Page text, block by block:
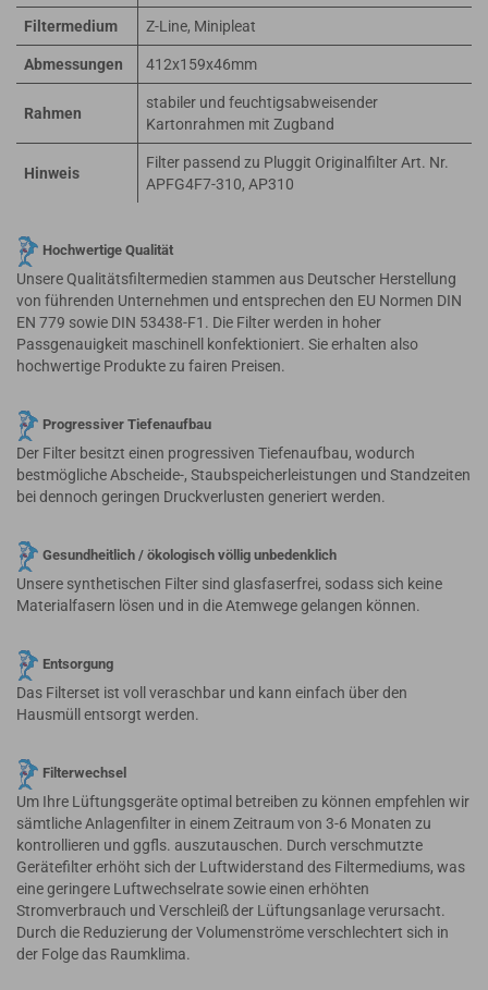
Filtermedium Z-Line, Minipleat
Abmessungen 412x159x46mm
Rahmen
stabiler und feuchtigsabweisender
Kartonrahmen mit Zugband
Hinweis
Filter passend zu Pluggit Originalfilter Art. Nr.
APFG4F7-310, AP310
Hochwertige Qualität
Unsere Qualitätsfiltermedien stammen aus Deutscher Herstellung
von führenden Unternehmen und entsprechen den EU Normen DIN
EN 779 sowie DIN 53438-F1. Die Filter werden in hoher
Passgenauigkeit maschinell konfektioniert. Sie erhalten also
hochwertige Produkte zu fairen Preisen.
Progressiver Tiefenaufbau
Der Filter besitzt einen progressiven Tiefenaufbau, wodurch
bestmögliche Abscheide-, Staubspeicherleistungen und Standzeiten
bei dennoch geringen Druckverlusten generiert werden.
Gesundheitlich / ökologisch völlig unbedenklich
Unsere synthetischen Filter sind glasfaserfrei, sodass sich keine
Materialfasern lösen und in die Atemwege gelangen können.
Entsorgung
Das Filterset ist voll veraschbar und kann einfach über den
Hausmüll entsorgt werden.
Filterwechsel
Um Ihre Lüftungsgeräte optimal betreiben zu können empfehlen wir
sämtliche Anlagenfilter in einem Zeitraum von 3-6 Monaten zu
kontrollieren und ggfls. auszutauschen. Durch verschmutzte
Gerätefilter erhöht sich der Luftwiderstand des Filtermediums, was
eine geringere Luftwechselrate sowie einen erhöhten
Stromverbrauch und Verschleiß der Lüftungsanlage verursacht.
Durch die Reduzierung der Volumenströme verschlechtert sich in
der Folge das Raumklima.